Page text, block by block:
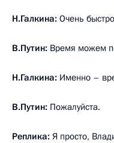
Н.Галкина: Очень
В.Путин: Время можем
Н.Галкина: Именно –
В.Путин: Пожалуйста.
Реплика: Я просто,